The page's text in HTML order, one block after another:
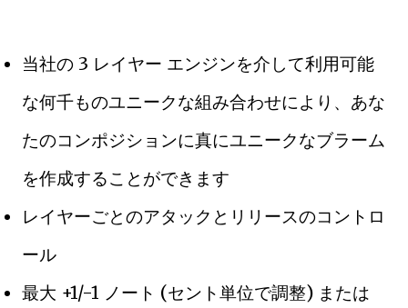
当社の 3 レイヤー エンジンを介して利用可能
な何千ものユニークな組み合わせにより、あな
たのコンポジションに真にユニークなブラーム
を作成することができます
レイヤーごとのアタックとリリースのコントロ
ール
最大 +1/-1 ノート (セント単位で調整) または